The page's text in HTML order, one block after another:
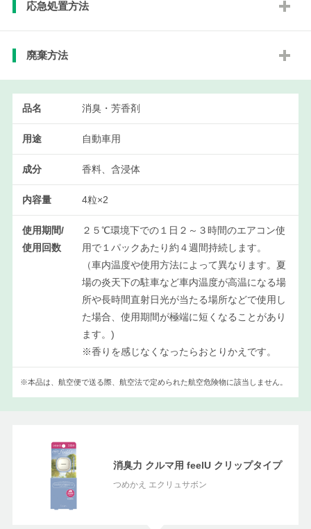
応急処置方法
廃棄方法
品名 消臭・芳香剤
用途 自動車用
成分 香料、含浸体
内容量 4粒×2
使用期間/
使用回数
２５℃環境下での１日２～３時間のエアコン使
用で１パックあたり約４週間持続します。
（車内温度や使用方法によって異なります。夏
場の炎天下の駐車など車内温度が高温になる場
所や長時間直射日光が当たる場所などで使用し
た場合、使用期間が極端に短くなることがあり
ます。)
※香りを感じなくなったらおとりかえです。
※本品は、航空便で送る際、航空法で定められた航空危険物に該当しません。
消臭力 クルマ用 feelU クリップタイプ
つめかえ エクリュサボン